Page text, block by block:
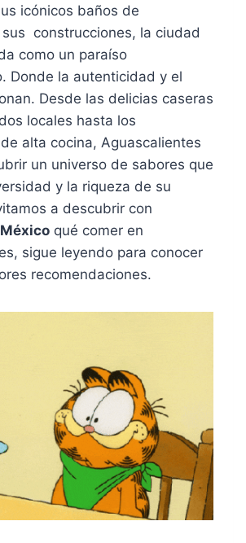
icónicos baños de
construcciones, la ciudad
como un paraíso
Donde la autenticidad y el
Desde las delicias caseras
locales hasta los
alta cocina, Aguascalientes
un universo de sabores que
y la riqueza de su
a descubrir con
qué comer en
sigue leyendo para conocer
recomendaciones.